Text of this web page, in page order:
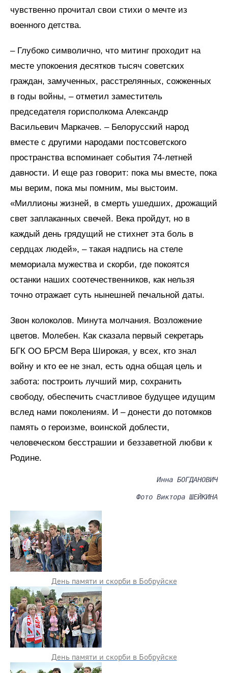
чувственно прочитал свои стихи о мечте из
военного детства.
– Глубоко символично, что митинг проходит на
месте упокоения десятков тысяч советских
граждан, замученных, расстрелянных, сожженных
в годы войны, – отметил заместитель
председателя горисполкома Александр
Васильевич Маркачев. – Белорусский народ
вместе с другими народами постсоветского
пространства вспоминает события 74-летней
давности. И еще раз говорит: пока мы вместе, пока
мы верим, пока мы помним, мы выстоим.
«Миллионы жизней, в смерть ушедших, дрожащий
свет заплаканных свечей. Века пройдут, но в
каждый день грядущий не стихнет эта боль в
сердцах людей», – такая надпись на стеле
мемориала мужества и скорби, где покоятся
останки наших соотечественников, как нельзя
точно отражает суть нынешней печальной даты.
Звон колоколов. Минута молчания. Возложение
цветов. Молебен. Как сказала первый секретарь
БГК ОО БРСМ Вера Широкая, у всех, кто знал
войну и кто ее не знал, есть одна общая цель и
забота: построить лучший мир, сохранить
свободу, обеспечить счастливое будущее идущим
вслед нами поколениям. И – донести до потомков
память о героизме, воинской доблести,
человеческом бесстрашии и беззаветной любви к
Родине.
Инна БОГДАНОВИЧ
Фото Виктора ШЕЙКИНА
День памяти и скорби в Бобруйске
День памяти и скорби в Бобруйске